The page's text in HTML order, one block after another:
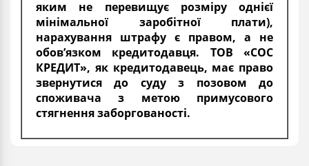
яким не перевищує розміру однієї
мінімальної заробітної плати),
нарахування штрафу є правом, а не
обов’язком кредитодавця. ТОВ «СОС
КРЕДИТ», як кредитодавець, має право
звернутися до суду з позовом до
споживача з метою примусового
стягнення заборгованості.